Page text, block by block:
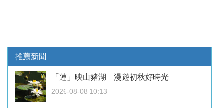
推薦新聞
「蓮」映山豬湖 漫遊初秋好時光
2026-08-08 10:13